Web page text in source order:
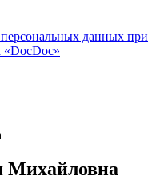
данных при
«DocDoc»